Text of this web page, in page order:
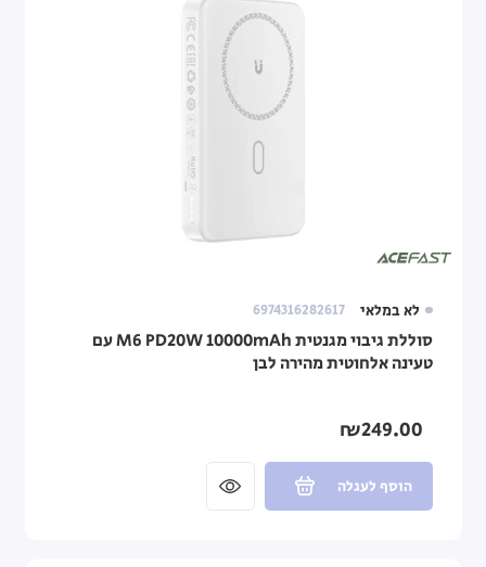
לא במלאי 6974316282617
סוללת גיבוי מגנטית M6 PD20W 10000mAh עם
טעינה אלחוטית מהירה לבן
₪249.00
הוסף לעגלה